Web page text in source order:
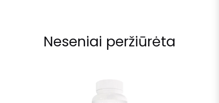
Neseniai peržiūrėta